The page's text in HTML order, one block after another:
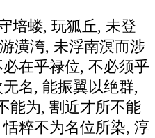
培蝼, 玩狐丘, 未登
潢洿, 未浮南溟而涉
在乎禄位, 不必须乎
名, 能振翼以绝群,
能为, 割近才所不能
粹不为名位所染, 淳